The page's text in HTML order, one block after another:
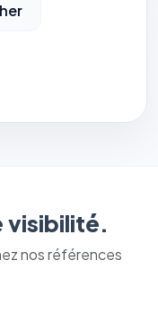
visibilité.
nos références